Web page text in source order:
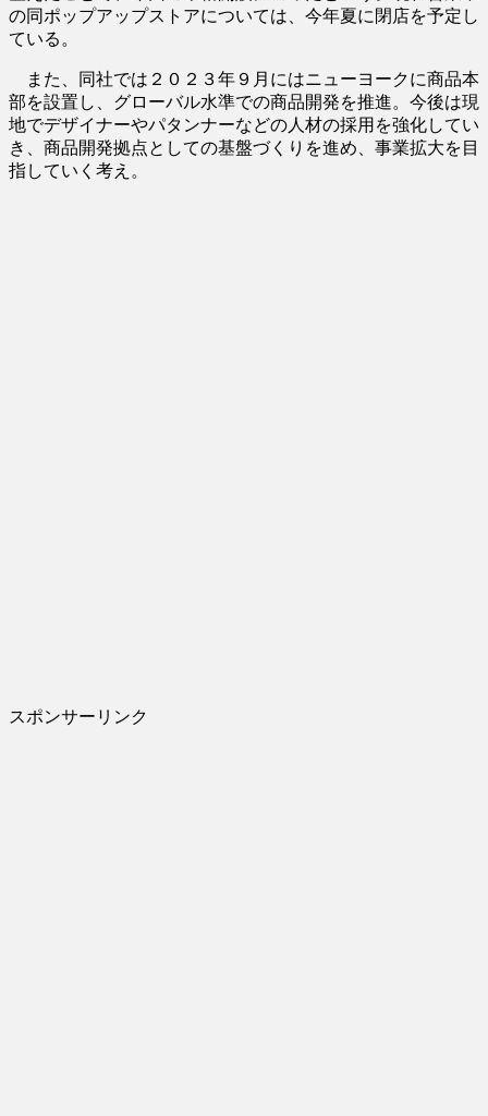
の同ポップアップストアについては、今年夏に閉店を予定し
ている。
また、同社では２０２３年９月にはニューヨークに商品本
部を設置し、グローバル水準での商品開発を推進。今後は現
地でデザイナーやパタンナーなどの人材の採用を強化してい
き、商品開発拠点としての基盤づくりを進め、事業拡大を目
指していく考え。
スポンサーリンク